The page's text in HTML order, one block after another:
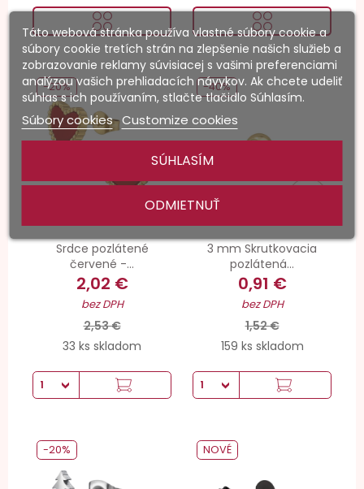
Srdce pozlátené
červené -...
2,02 €
bez DPH
2,53 €
33 ks skladom
-20%
3 mm Skrutkovacia
pozlátená...
0,91 €
bez DPH
1,52 €
159 ks skladom
-40%
-20% NOVÉ
Táto webová stránka používa vlastné súbory cookie a
súbory cookie tretích strán na zlepšenie našich služieb a
zobrazovanie reklamy súvisiacej s vašimi preferenciami
analýzou vašich prehliadacích návykov. Ak chcete udeliť
súhlas s ich používaním, stlačte tlačidlo Súhlasím.
Súbory cookies Customize cookies
ODMIETNUŤ
SÚHLASÍM